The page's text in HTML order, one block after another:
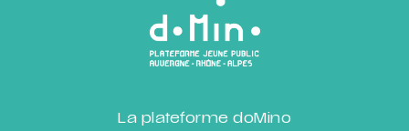
La plateforme doMino